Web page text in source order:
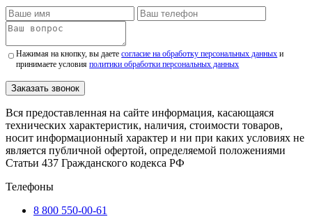
Нажимая на кнопку, вы даетесогласие на обработку персональных данных и
принимаете условияполитики обработки персональных данных
Заказать звонок
Вся предоставленная на сайте информация, касающаяся
технических характеристик, наличия, стоимости товаров,
носит информационный характер и ни при каких условиях не
является публичной офертой, определяемой положениями
Статьи 437 Гражданского кодекса РФ
Телефоны
8 800 550-00-61